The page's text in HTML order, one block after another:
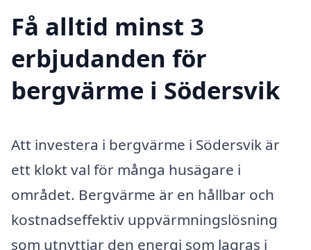
Få alltid minst 3
erbjudanden för
bergvärme i Södersvik
Att investera i bergvärme i Södersvik är
ett klokt val för många husägare i
området. Bergvärme är en hållbar och
kostnadseffektiv uppvärmningslösning
som utnyttjar den energi som lagras i